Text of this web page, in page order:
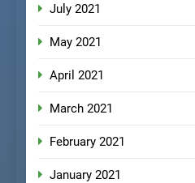
July 2021
May 2021
April 2021
March 2021
February 2021
January 2021